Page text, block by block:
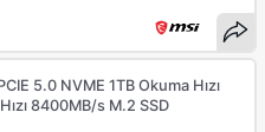
5.0 NVME 1TB Okuma Hızı
8400MB/s M.2 SSD